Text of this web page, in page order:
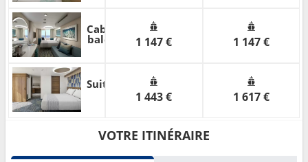
Cabine
balcon
Suite
1 147 €
1 443 €
1 147 €
1 617 €
VOTRE ITINÉRAIRE